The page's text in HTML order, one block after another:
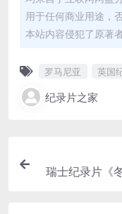
用于任何商业用途，
本站内容侵犯了原著
罗马尼亚 英国
纪录片之家
瑞士纪录片《